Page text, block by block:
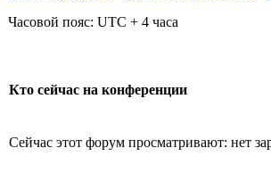
Часовой пояс: UTC + 4 часа
Кто сейчас на конференции
Сейчас этот форум просматривают: нет